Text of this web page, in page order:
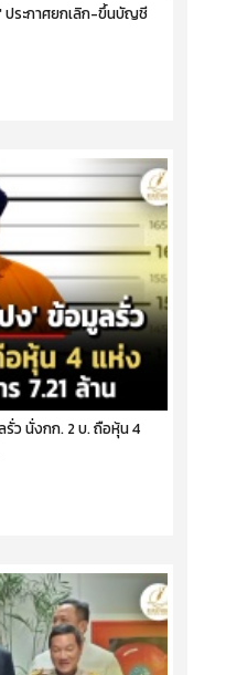
ประกาศยกเลิก-ขึ้นบัญชี
ว นั่งกก. 2 บ. ถือหุ้น 4